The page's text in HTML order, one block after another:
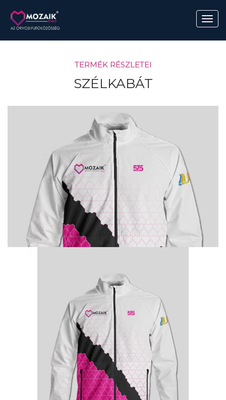
TERMÉK RÉSZLETEI
SZÉLKABÁT
SZÉLKABÁT